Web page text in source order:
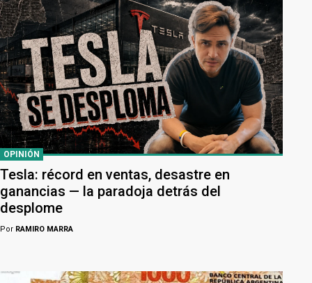
OPINIÓN
Tesla: récord en ventas, desastre en
ganancias — la paradoja detrás del
desplome
Por RAMIRO MARRA